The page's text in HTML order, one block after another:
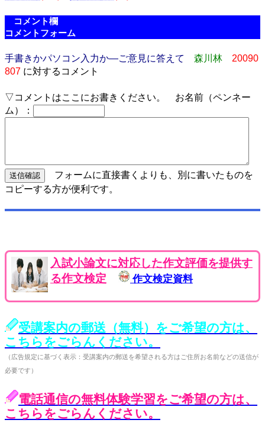
コメント欄
コメントフォーム
手書きかパソコン入力か―ご意見に答えて 森川林
20090
807 に対するコメント
▽コメントはここにお書きください。 お名前（ペンネー
ム）：
フォームに直接書くよりも、別に書いたものを
コピーする方が便利です。
入試小論文に対応した作文評価を提供す
る作文検定
作文検定資料
受講案内の郵送（無料）をご希望の方は、
こちらをごらんください。
（広告規定に基づく表示：受講案内の郵送を希望される方はご住所お名前などの送信が
必要です）
電話通信の無料体験学習をご希望の方は、
こちらをごらんください。